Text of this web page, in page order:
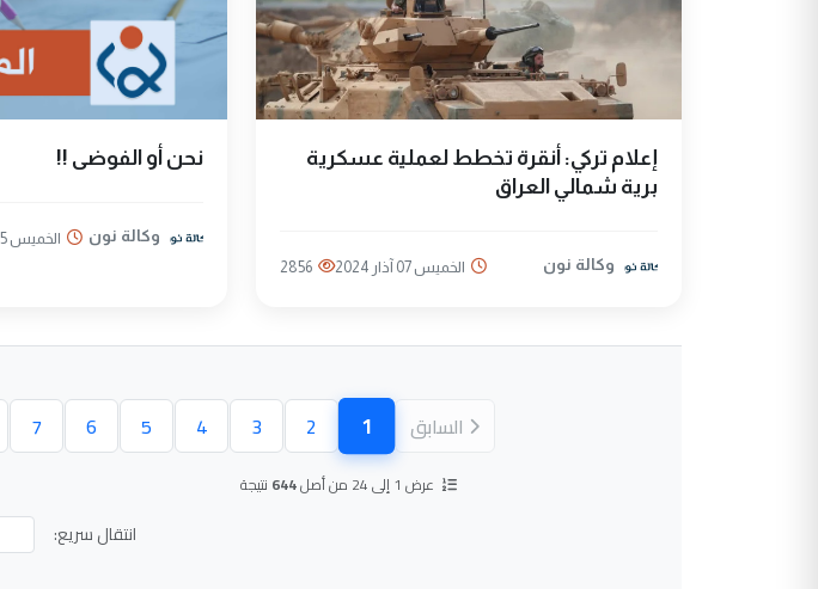
إعلام تركي: أنقرة تخطط لعملية عسكرية
برية شمالي العراق
وكالة نون الخميس 07 آذار 2024 2856
نحن أو الفوضى !!
وكالة نون الخميس 25 كانون الثاني 2024
السابق 1(الصفحة الحالية)
2
3
4
5
6
7
عرض 1 إلى 24 من أصل 644 نتيجة
انتقال سريع: